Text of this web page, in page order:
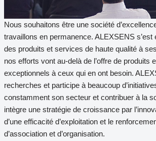
Nous souhaitons être une société
travaillons en permanence. ALEXSENS s’est
des produits et services de haute qualité à
nos efforts vont au-delà de l’offre de produits
exceptionnels à ceux qui en ont besoin.
recherches et participe à beaucoup
constamment son secteur et contribuer à la
intègre une stratégie de croissance par
d’une efficacité d’exploitation et le
d’association et d’organisation.